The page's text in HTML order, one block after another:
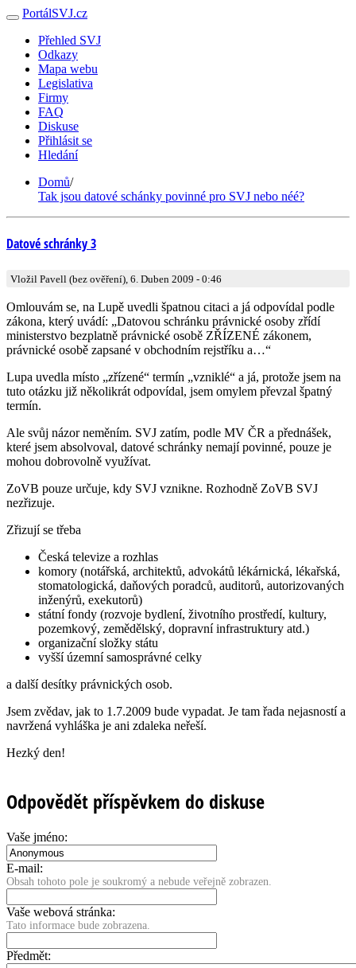
PortálSVJ.cz
Přehled SVJ
Odkazy
Mapa webu
Legislativa
Firmy
FAQ
Diskuse
Přihlásit se
Hledání
Domů/
Tak jsou datové schánky povinné pro SVJ nebo néé?
Datové schránky 3
Vložil Pavell (bez ověření), 6. Duben 2009 - 0:46
Omlouvám se, na Lupě uvedli špatnou citaci a já odpovídal podle
zákona, který uvádí: „Datovou schránku právnické osoby zřídí
ministerstvo bezplatně právnické osobě ZŘÍZENÉ zákonem,
právnické osobě zapsané v obchodním rejstříku a…“
Lupa uvedla místo „zřízené“ termín „vzniklé“ a já, protože jsem na
tuto otázku již několikrát odpovídal, jsem omylem převzal špatný
termín.
Ale svůj názor neměním. SVJ zatím, podle MV ČR a přednášek,
které jsem absolvoval, datové schránky nemají povinné, pouze je
mohou dobrovolně využívat.
ZoVB pouze určuje, kdy SVJ vznikne. Rozhodně ZoVB SVJ
nezřizuje.
Zřizují se třeba
Česká televize a rozhlas
komory (notářská, architektů, advokátů lékárnická, lékařská,
stomatologická, daňových poradců, auditorů, autorizovaných
inženýrů, exekutorů)
státní fondy (rozvoje bydlení, životního prostředí, kultury,
pozemkový, zemědělský, dopravní infrastruktury at­d.)
organizační složky státu
vyšší územní samosprávné celky
a další desítky právnických osob.
Jsem zvědav, jak to 1.7.2009 bude vypadat. Je tam řada nejasností a
navržená vyhláška je ani zdaleka neřeší.
Hezký den!
Odpovědět příspěvkem do diskuse
Vaše jméno:
E-mail:
Obsah tohoto pole je soukromý a nebude veřejně zobrazen.
Vaše webová stránka:
Tato informace bude zobrazena.
Předmět: